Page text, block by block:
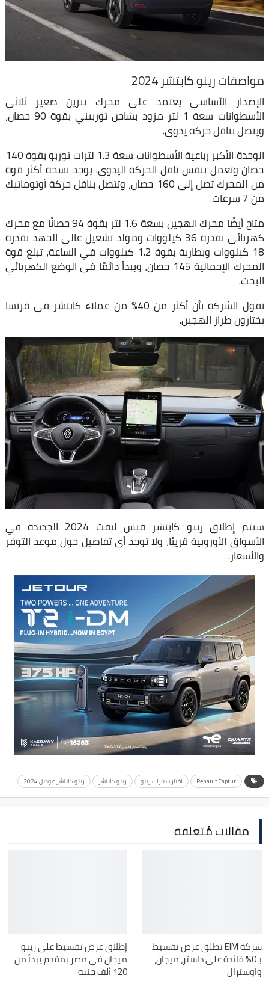
مواصفات رينو كابتشر 2024
الإصدار الأساسي يعتمد على محرك بنزين صغير ثلاثي
الأسطوانات سعة 1 لتر مزود بشاحن توربيني بقوة 90 حصان،
ويتصل بناقل حركة يدوي.
الوحدة الأكبر رباعية الأسطوانات سعة 1.3 لترات توربو بقوة 140
حصان وتعمل بنفس ناقل الحركة اليدوي. يوجد نسخة أكثر قوة
من المحرك تصل إلى 160 حصان، وتتصل بناقل حركة أوتوماتيك
من 7 سرعات.
متاح أيضًا محرك الهجين بسعة 1.6 لتر بقوة 94 حصانًا مع محرك
كهربائي بقدرة 36 كيلووات ومولد تشغيل عالي الجهد بقدرة
18 كيلووات وبطارية بقوة 1.2 كيلووات في الساعة، تبلغ قوة
المحرك الإجمالية 145 حصان، ويبدأ دائمًا في الوضع الكهربائي
البحت.
تقول الشركة بأن أكثر من 40% من عملاء كابتشر في فرنسا
يختارون طراز الهجين.
سيتم إطلاق رينو كابتشر فيس ليفت 2024 الجديدة في
الأسواق الأوروبية قريبًا، ولا توجد أي تفاصيل حول موعد التوفر
والأسعار.
Renault Captur اخبار سيارات رينو رينو كابتشر رينو كابتشر موديل 2024
مقالات مُتعلقة
شركة EIM تطلق عرض تقسيط
بـ0% فائدة على داستر، ميجان،
واوسترال
إطلاق عرض تقسيط على رينو
ميجان في مصر بمقدم يبدأ من
120 ألف جنيه